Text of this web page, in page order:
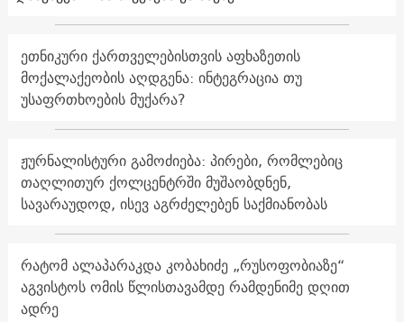
ეთნიკური ქართველებისთვის აფხაზეთის
მოქალაქეობის აღდგენა: ინტეგრაცია თუ
უსაფრთხოების მუქარა?
ჟურნალისტური გამოძიება: პირები, რომლებიც
თაღლითურ ქოლცენტრში მუშაობდნენ,
სავარაუდოდ, ისევ აგრძელებენ საქმიანობას
რატომ ალაპარაკდა კობახიძე „რუსოფობიაზე“
აგვისტოს ომის წლისთავამდე რამდენიმე დღით
ადრე